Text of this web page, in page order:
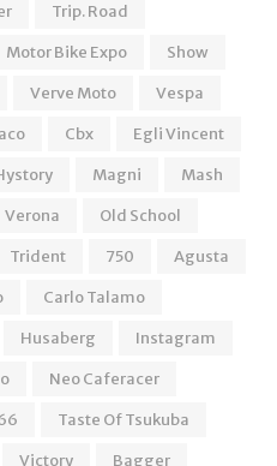
Trip. Road
Motor Bike Expo
Show
Verve Moto
Vespa
Cbx
Egli Vincent
Magni
Mash
Verona
Old School
Trident 750
Agusta
Carlo Talamo
Husaberg
Instagram
Neo Caferacer
Taste Of Tsukuba
Victory Bagger